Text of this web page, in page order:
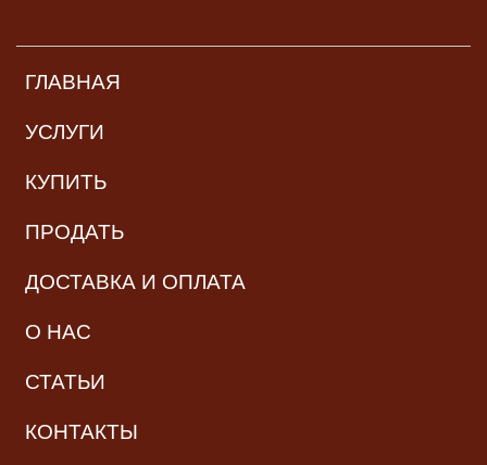
ГЛАВНАЯ
УСЛУГИ
КУПИТЬ
ПРОДАТЬ
ДОСТАВКА И ОПЛАТА
О НАС
СТАТЬИ
КОНТАКТЫ